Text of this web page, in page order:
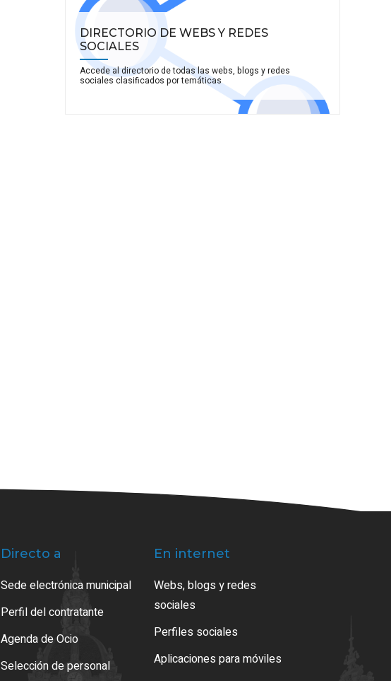
DIRECTORIO DE WEBS Y REDES
SOCIALES
Accede al directorio de todas las webs, blogs y redes
sociales clasificados por temáticas
Directo a
Sede electrónica municipal
Perfil del contratante
Agenda de Ocio
Selección de personal
En internet
Webs, blogs y redes
sociales
Perfiles sociales
Aplicaciones para móviles